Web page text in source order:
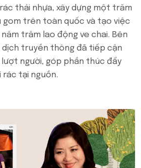
thải nhựa, xây dựng một trăm
gom trên toàn quốc và tạo việc
trăm lao động ve chai. Bên
dịch truyền thông đã tiếp cận
người, góp phần thúc đẩy
rác tại nguồn.